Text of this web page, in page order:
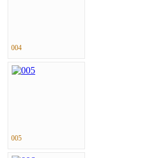
004
005